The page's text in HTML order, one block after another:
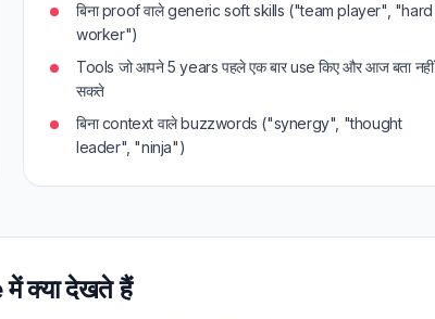
बिना proof वाले generic soft skills ("team player", "hard
worker")
Tools जो आपने 5 years पहले एक बार use किए और आज बता नहीं
सकते
बिना context वाले buzzwords ("synergy", "thought
leader", "ninja")
क्या देखते हैं